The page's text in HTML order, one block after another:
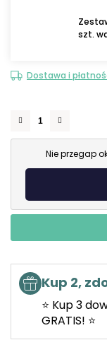
szt.
Dostawa i
Nie przegap
Kup 2,
⭐ Kup 3
GRATIS! ⭐